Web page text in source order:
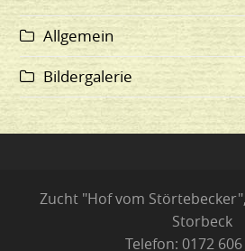
Allgemein
Bildergalerie
Zucht "Hof vom
Storbeck
Telefon: 0172